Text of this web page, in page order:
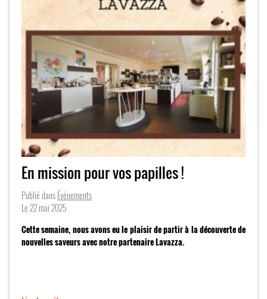
En mission pour vos papilles !
Publié dansÉvénements
Le22 mai 2025
Cette semaine, nous avons eu le plaisir de partir à la découverte de
nouvelles saveurs avec notre partenaire Lavazza.